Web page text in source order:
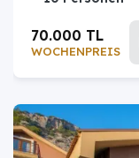
WOCHENPREIS
70.000 TL